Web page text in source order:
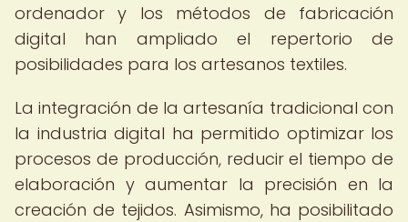
ordenador y los métodos de fabricación
digital han ampliado el repertorio de
posibilidades para los artesanos textiles.
La integración de la artesanía tradicional con
la industria digital ha permitido optimizar los
procesos de producción, reducir el tiempo de
elaboración y aumentar la precisión en la
creación de tejidos. Asimismo, ha posibilitado